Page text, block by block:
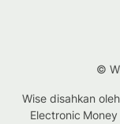
©
Wise disahkan
Electronic